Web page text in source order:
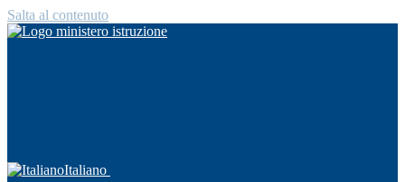
Salta al contenuto
Italiano